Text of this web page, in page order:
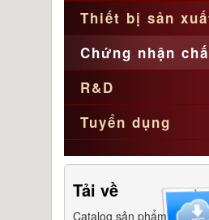
Thiết bị sản
Chứng nhận
R&D
Tuyển dụng
Tải về
Catalog sản phẩm